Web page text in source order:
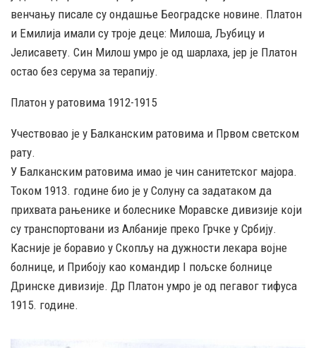
венчању писале су ондашње Београдске новине. Платон
и Емилија имали су троје деце: Милоша, Љубицу и
Јелисавету. Син Милош умро је од шарлаха, јер је Платон
остао без серума за терапију.
Платон у ратовима 1912-1915
Учествовао је у Балканским ратовима и Првом светском
рату.
У Балканским ратовима имао је чин санитетског мајора.
Током 1913. године био је у Солуну са задатаком да
прихвата рањенике и болеснике Моравске дивизије који
су транспортовани из Албаније преко Грчке у Србију.
Касније је боравио у Скопљу на дужности лекара војне
болнице, и Прибоју као командир I пољске болнице
Дринске дивизије. Др Платон умро је од пегавог тифуса
1915. године.